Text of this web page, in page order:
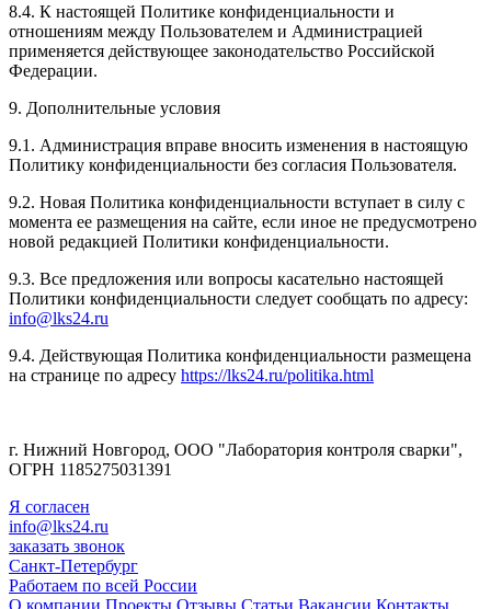
8.4. К настоящей Политике конфиденциальности и
отношениям между Пользователем и Администрацией
применяется действующее законодательство Российской
Федерации.
9. Дополнительные условия
9.1. Администрация вправе вносить изменения в настоящую
Политику конфиденциальности без согласия Пользователя.
9.2. Новая Политика конфиденциальности вступает в силу с
момента ее размещения на сайте, если иное не предусмотрено
новой редакцией Политики конфиденциальности.
9.3. Все предложения или вопросы касательно настоящей
Политики конфиденциальности следует сообщать по адресу:
info@lks24.ru
9.4. Действующая Политика конфиденциальности размещена
на странице по адресу https://lks24.ru/politika.html
г. Нижний Новгород, ООО "Лаборатория контроля сварки",
ОГРН 1185275031391
Я согласен
info@lks24.ru
заказать звонок
Санкт-Петербург
Работаем по всей России
О компании Проекты Отзывы Статьи Вакансии Контакты